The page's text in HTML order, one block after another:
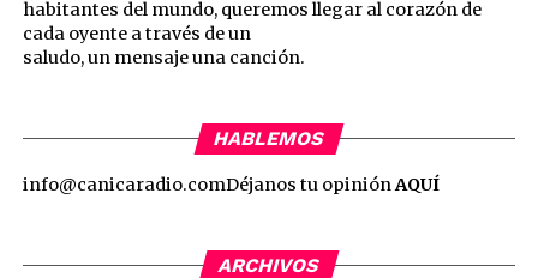
habitantes del mundo, queremos llegar al corazón de
cada oyente a través de un
saludo, un mensaje una canción.
HABLEMOS
info@canicaradio.comDéjanos tu opiniónAQUÍ
ARCHIVOS